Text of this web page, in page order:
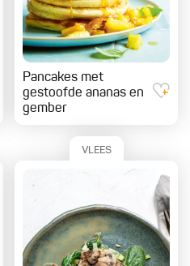
Pancakes met
gestoofde ananas en
gember
VLEES